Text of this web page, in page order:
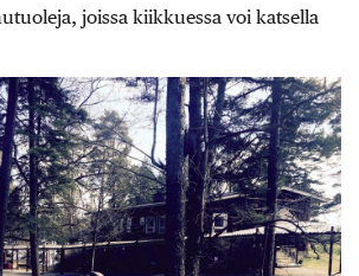
joissa kiikkuessa voi katsella